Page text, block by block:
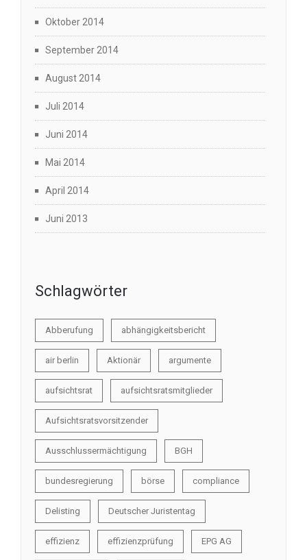
Oktober 2014
September 2014
August 2014
Juli 2014
Juni 2014
Mai 2014
April 2014
Juni 2013
Schlagwörter
Abberufung abhängigkeitsbericht
air berlin Aktionär argumente
aufsichtsrat aufsichtsratsmitglieder
Aufsichtsratsvorsitzender
Ausschlussermächtigung BGH
bundesregierung börse compliance
Delisting Deutscher Juristentag
effizienz effizienzprüfung EPG AG